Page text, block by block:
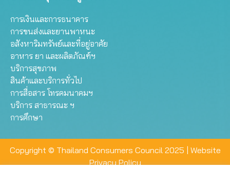
การเงินและการธนาคาร
การขนส่งและยานพาหนะ
อสังหาริมทรัพย์และที่อยู่อาศัย
อาหาร ยา และผลิตภัณฑ์ฯ
บริการสุขภาพ
สินค้าและบริการทั่วไป
การสื่อสาร โทรคมนาคมฯ
บริการ สาธารณะ ฯ
การศึกษา
Copyright © Thailand Consumers Council 2025 | Website
Privacy Policy